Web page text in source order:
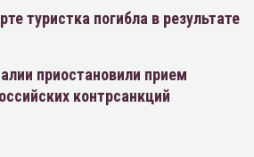
туристка погибла в результате
приостановили прием
контрсанкций